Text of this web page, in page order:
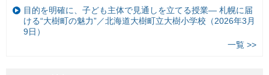
目的を明確に、子ども主体で見通しを立てる授業— 札幌に届
ける“大樹町の魅力”／北海道大樹町立大樹小学校（2026年3月
9日）
一覧 >>